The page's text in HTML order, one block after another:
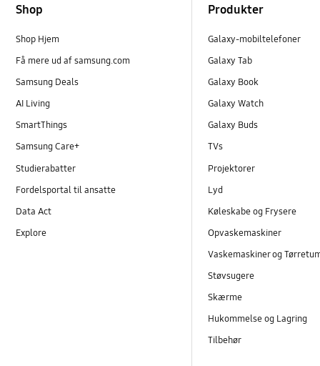
Shop
Shop Hjem
Få mere ud af samsung.com
Samsung Deals
AI Living
SmartThings
Samsung Care+
Studierabatter
Fordelsportal til ansatte
Data Act
Explore
Produkter
Galaxy-mobiltelefoner
Galaxy Tab
Galaxy Book
Galaxy Watch
Galaxy Buds
TVs
Projektorer
Lyd
Køleskabe og Frysere
Opvaskemaskiner
Vaskemaskiner og
Støvsugere
Skærme
Hukommelse og Lagring
Tilbehør